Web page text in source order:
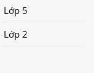
Lớp 5
Lớp 2